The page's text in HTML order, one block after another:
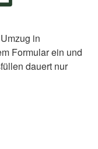
in
Formular ein und
dauert nur